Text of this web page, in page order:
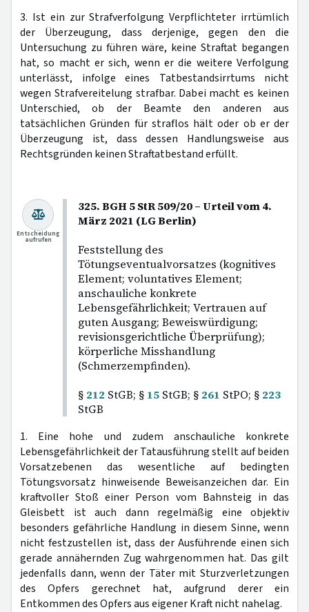
3. Ist ein zur Strafverfolgung Verpflichteter irrtümlich
der Überzeugung, dass derjenige, gegen den die
Untersuchung zu führen wäre, keine Straftat begangen
hat, so macht er sich, wenn er die weitere Verfolgung
unterlässt, infolge eines Tatbestandsirrtums nicht
wegen Strafvereitelung strafbar. Dabei macht es keinen
Unterschied, ob der Beamte den anderen aus
tatsächlichen Gründen für straflos hält oder ob er der
Überzeugung ist, dass dessen Handlungsweise aus
Rechtsgründen keinen Straftatbestand erfüllt.
325. BGH 5 StR 509/20 – Urteil vom 4.
März 2021 (LG Berlin)
Feststellung des
Tötungseventualvorsatzes (kognitives
Element; voluntatives Element;
anschauliche konkrete
Lebensgefährlichkeit; Vertrauen auf
guten Ausgang; Beweiswürdigung;
revisionsgerichtliche Überprüfung);
körperliche Misshandlung
(Schmerzempfinden).
§ 212 StGB; § 15 StGB; § 261 StPO; § 223
StGB
Entscheidung
aufrufen
1. Eine hohe und zudem anschauliche konkrete
Lebensgefährlichkeit der Tatausführung stellt auf beiden
Vorsatzebenen das wesentliche auf bedingten
Tötungsvorsatz hinweisende Beweisanzeichen dar. Ein
kraftvoller Stoß einer Person vom Bahnsteig in das
Gleisbett ist auch dann regelmäßig eine objektiv
besonders gefährliche Handlung in diesem Sinne, wenn
nicht festzustellen ist, dass der Ausführende einen sich
gerade annähernden Zug wahrgenommen hat. Das gilt
jedenfalls dann, wenn der Täter mit Sturzverletzungen
des Opfers gerechnet hat, aufgrund derer ein
Entkommen des Opfers aus eigener Kraft nicht nahelag.